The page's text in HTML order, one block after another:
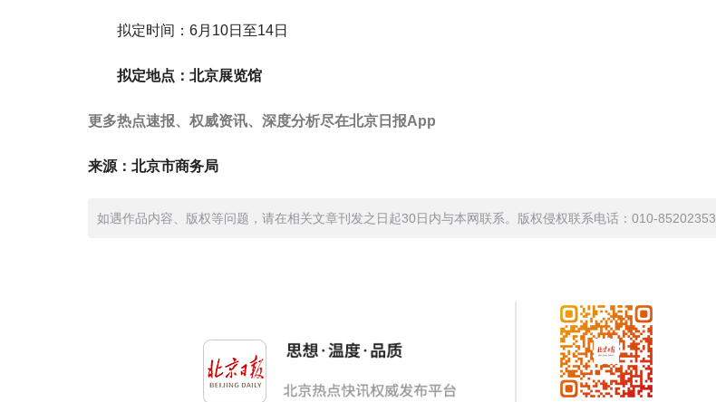
拟定时间：6月10日至14日
拟定地点：北京展览馆
更多热点速报、权威资讯、深度分析尽在北京日报App
来源：北京市商务局
如遇作品内容、版权等问题，请在相关文章刊发之日起30日内与本网联系。版权侵权联系电话：010-85202353